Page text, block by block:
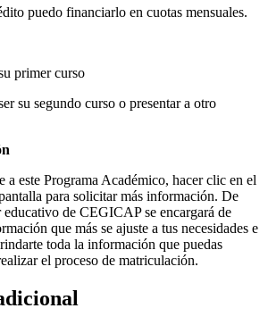
puedo financiarlo en cuotas mensuales.
primer curso
su segundo curso o presentar a otro
a este Programa Académico, hacer clic en el
para solicitar más información. De
educativo de CEGICAP se encargará de
que más se ajuste a tus necesidades e
toda la información que puedas
el proceso de matriculación.